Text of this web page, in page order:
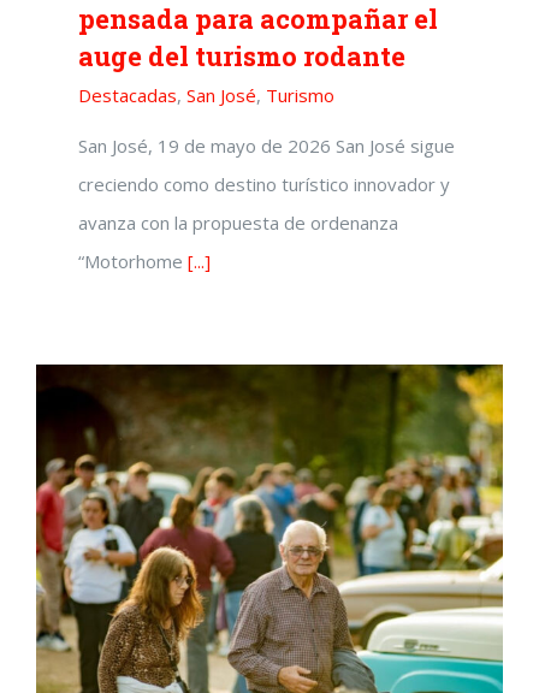
pensada para acompañar el
auge del turismo rodante
Destacadas, San José, Turismo
San José, 19 de mayo de 2026 San José sigue
creciendo como destino turístico innovador y
avanza con la propuesta de ordenanza
“Motorhome [...]